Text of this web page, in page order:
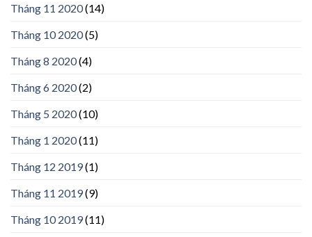
Tháng 11 2020(14)
Tháng 10 2020(5)
Tháng 8 2020(4)
Tháng 6 2020(2)
Tháng 5 2020(10)
Tháng 1 2020(11)
Tháng 12 2019(1)
Tháng 11 2019(9)
Tháng 10 2019(11)